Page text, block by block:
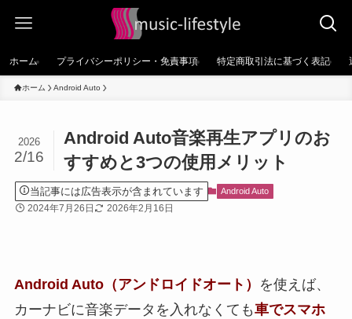
ホーム プライバシーポリシー・免責事項 特定商取引法に基づく表記
ホーム Android Auto
Android Auto音楽再生アプリのお
すすめと3つの使用メリット
2026
2/16
当記事には広告表示が含まれています Android Auto
2024年7月26日 2026年2月16日
Android Auto（アンドロイドオート）
を使えば、
カーナビに音楽データを入れなくても車でスマホ